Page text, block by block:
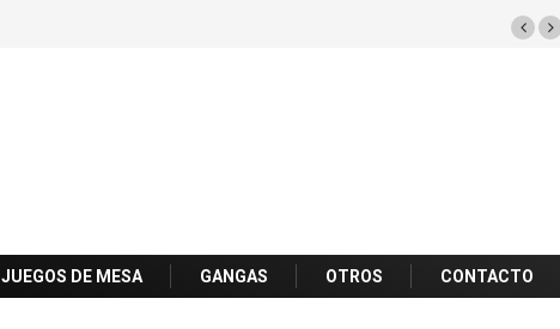
JUEGOS DE MESA GANGAS OTROS CONTACTO